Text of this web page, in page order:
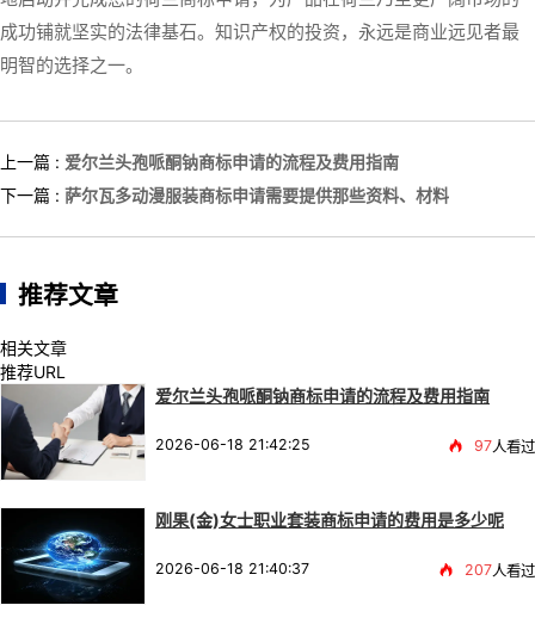
成功铺就坚实的法律基石。知识产权的投资，永远是商业远见者最
明智的选择之一。
上一篇 : 爱尔兰头孢哌酮钠商标申请的流程及费用指南
下一篇 : 萨尔瓦多动漫服装商标申请需要提供那些资料、材料
推荐文章
相关文章
推荐URL
爱尔兰头孢哌酮钠商标申请的流程及费用指南
2026-06-18 21:42:25 97人看过
刚果(金)女士职业套装商标申请的费用是多少呢
2026-06-18 21:40:37 207人看过